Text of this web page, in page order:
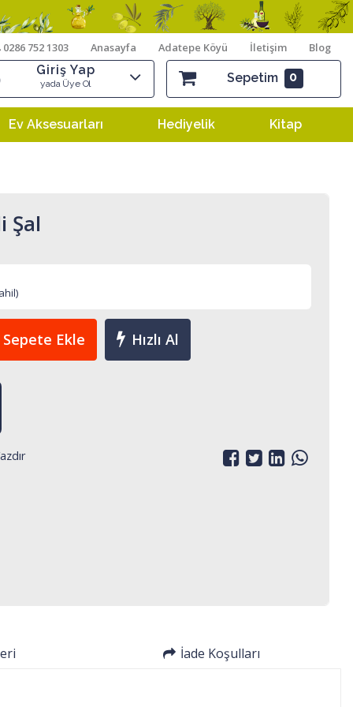
0286 752 1303 Anasayfa Adatepe Köyü İletişim Blog
Giriş Yap
yada Üye Ol Sepetim 0
Ev Aksesuarları Hediyelik Kitap
Şal
Sepete Ekle Hızlı Al
İade Koşulları